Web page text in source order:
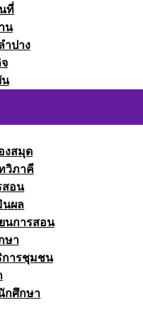
ที่
น
ำปาง
งสมุด
วิภาคี
สอน
นผล
นการสอน
ษา
การชุมชน
กศึกษา